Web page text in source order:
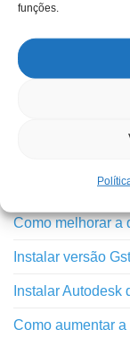
funções.
Novidades
Outros
TUTORIAIS
Inovação do
Como melhorar a
Instalar versão
Instalar Autodesk
Como aumentar